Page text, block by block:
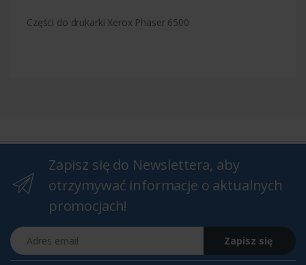
Części do drukarki Xerox Phaser 6500
Zapisz się do Newslettera, aby
otrzymywać informacje o aktualnych
promocjach!
Adres email
Zapisz się